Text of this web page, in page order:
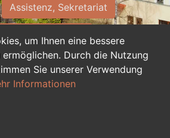
um Ihnen eine bessere
Durch die Nutzung
Sie unserer Verwendung
Informationen
Assistenz, Sekretariat
und Nebenjobs
duale Ausbildung